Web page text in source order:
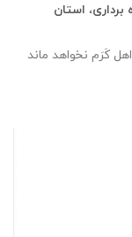
برداری، استان
کَرَم نخواهد ماند